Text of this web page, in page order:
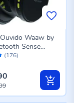
(176)
Waaw by
Sense